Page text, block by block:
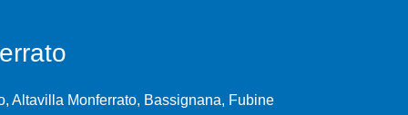
Altavilla Monferrato, Bassignana, Fubine